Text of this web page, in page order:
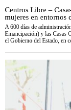
Centros Libre –
mujeres en entornos
A 600 días de
Emancipación) y las Casas
el Gobierno del Estado, en